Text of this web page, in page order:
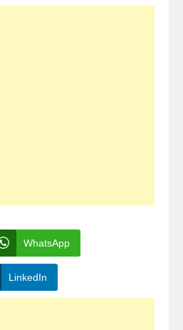
WhatsApp
LinkedIn